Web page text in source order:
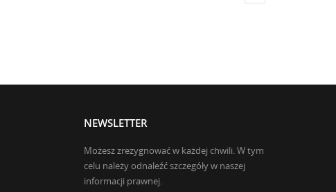
NEWSLETTER
Możesz zrezygnować w każdej chwili. W tym
celu należy odnaleźć szczegóły w naszej
informacji prawnej.